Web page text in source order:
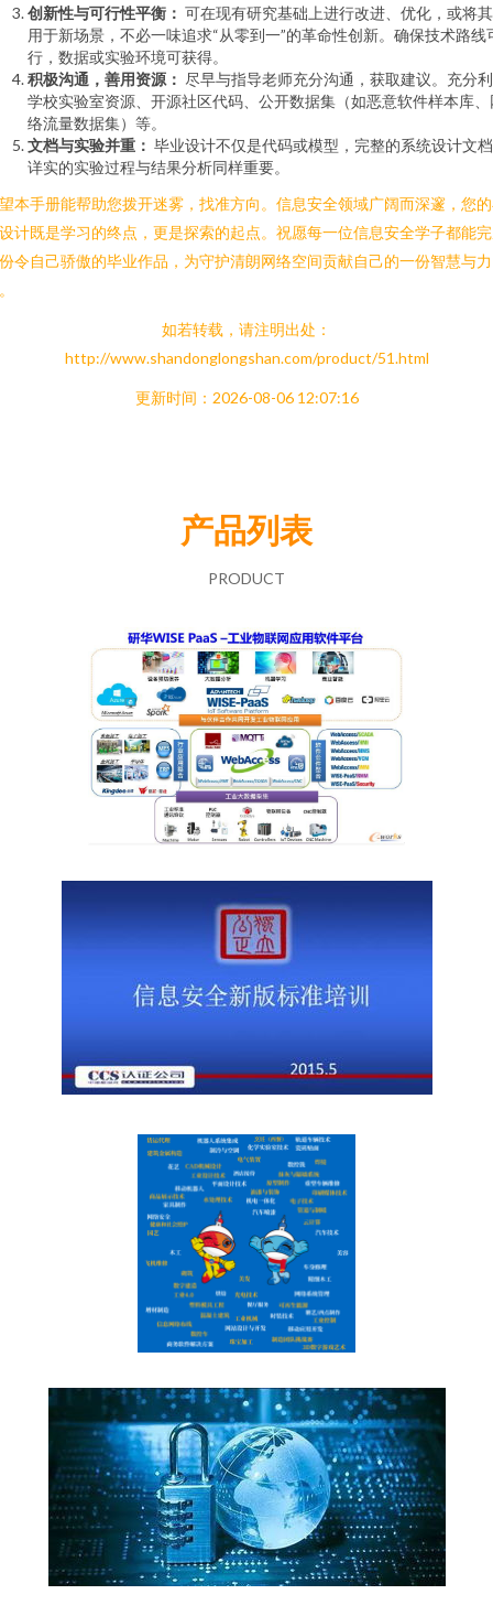
创新性与可行性平衡： 可在现有研究基础上进行改进、优化，或将
用于新场景，不必一味追求“从零到一”的革命性创新。确保技术路线
行，数据或实验环境可获得。
积极沟通，善用资源： 尽早与指导老师充分沟通，获取建议。充分
学校实验室资源、开源社区代码、公开数据集（如恶意软件样本库、
络流量数据集）等。
文档与实验并重： 毕业设计不仅是代码或模型，完整的系统设计文
详实的实验过程与结果分析同样重要。
本手册能帮助您拨开迷雾，找准方向。信息安全领域广阔而深邃，您
计既是学习的终点，更是探索的起点。祝愿每一位信息安全学子都能
令自己骄傲的毕业作品，为守护清朗网络空间贡献自己的一份智慧与力
如若转载，请注明出处：
http://www.shandonglongshan.com/product/51.html
更新时间：2026-08-06 12:07:16
产品列表
PRODUCT